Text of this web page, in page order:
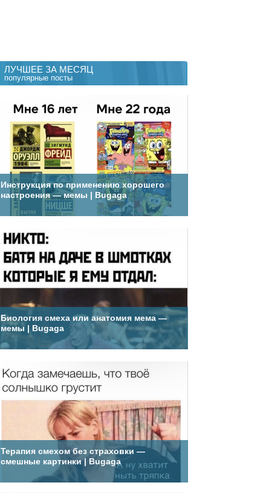
ЛУЧШЕЕ ЗА МЕСЯЦ
популярные посты
Инструкция по применению хорошего
настроения — мемы | Bugaga
Биология смеха или анатомия мема —
мемы | Bugaga
Терапия смехом без страховки —
смешные картинки | Bugaga